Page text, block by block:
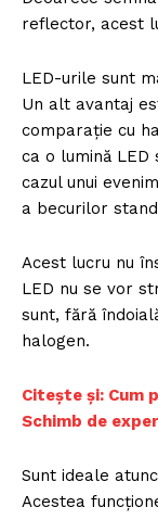
reflector, acest
LED-urile sunt
Un alt avantaj
comparație cu
ca o lumină LED
cazul unui
a becurilor
Acest lucru nu
LED nu se vor
sunt, fără
halogen.
Citește și: Cum
Schimb de
Sunt ideale
Acestea